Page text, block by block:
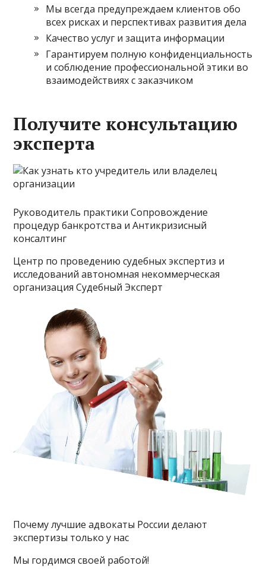
Мы всегда предупреждаем клиентов обо
всех рисках и перспективах развития дела
Качество услуг и защита информации
Гарантируем полную конфиденциальность
и соблюдение профессиональной этики во
взаимодействиях с заказчиком
Получите консультацию
эксперта
Руководитель практики Сопровождение
процедур банкротства и Антикризисный
консалтинг
Центр по проведению судебных экспертиз и
исследований автономная некоммерческая
организация Судебный Эксперт
Почему лучшие адвокаты России делают
экспертизы только у нас
Мы гордимся своей работой!